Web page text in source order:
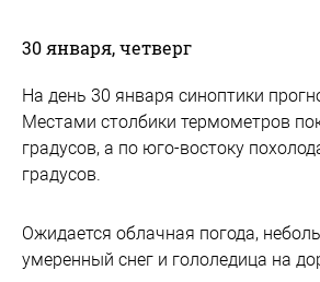
30 января, четверг
На день 30 января синоптики
Местами столбики термометров
градусов, а по юго-востоку
градусов.
Ожидается облачная погода,
умеренный снег и гололедица на